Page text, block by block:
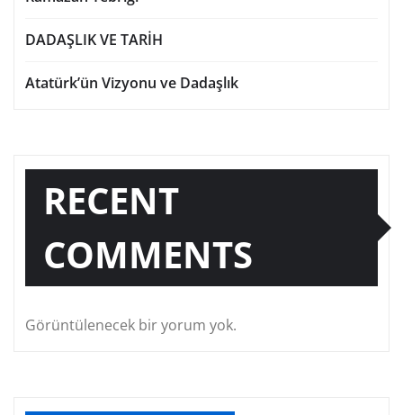
DADAŞLIK VE TARİH
Atatürk’ün Vizyonu ve Dadaşlık
RECENT
COMMENTS
Görüntülenecek bir yorum yok.